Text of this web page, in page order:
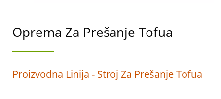
Oprema Za Prešanje Tofua
Proizvodna Linija - Stroj Za Prešanje Tofua